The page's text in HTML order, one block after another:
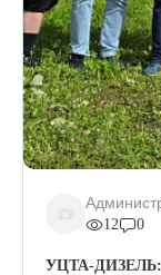
12 0
УЦТА-ДИЗЕЛЬ: